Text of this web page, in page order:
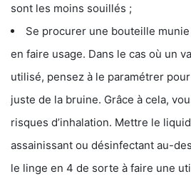
sont les moins souillés ;
Se procurer une bouteille
en faire usage. Dans le cas où un
utilisé, pensez à le paramétrer
juste de la bruine. Grâce à cela,
risques d’inhalation. Mettre le
assainissant ou désinfectant au-
le linge en 4 de sorte à faire une